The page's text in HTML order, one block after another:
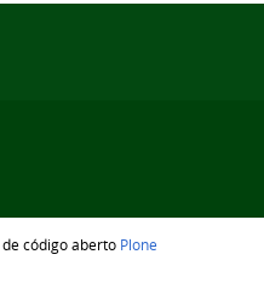
código aberto Plone